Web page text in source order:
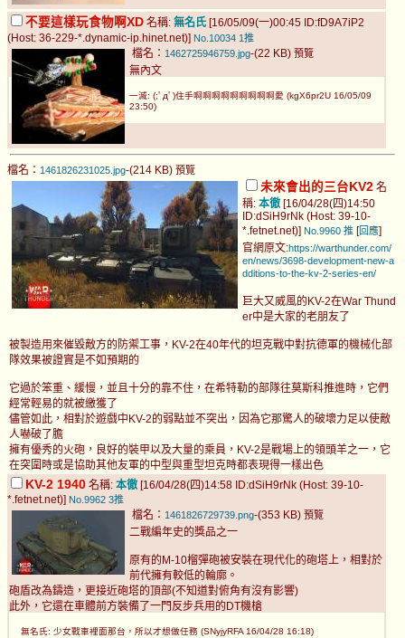
不要這樣玩食物啊XD 名稱: 無名氏 [16/05/09(一)00:45 ID:fD9A7iP2
(Host: 36-229-*.dynamic-ip.hinet.net)] No.10034 1推
檔名： 1462725946759.jpg-(22 KB) 預覽
無內文
一滅: (;ﾟдﾟ)住手啊啊啊啊啊啊啊啊啊愛 (kgX6pr2U 16/05/09
23:50)
檔名： 1461826231025.jpg-(214 KB) 預覽
未來會出的三台KV2 名
稱: 本徹 [16/04/28(四)14:50
ID:dSiH9rNk (Host: 39-10-
*.fetnet.net)] No.9960 推 [回應]
官網原文:https://warthunder.com/
en/news/3698-development-new-a
dditions-to-the-kv-2-series-en/
巨大又威風的KV-2在War Thund
er中是大家的老朋友了
被製造用來催毀敵方的防禦工事，KV-2在40年代的坦克戰中對抗德軍的機械化部
隊效果被證實是不如預期的
它過於笨重、緩慢，並且十分的靠不住，在希特勒的部隊往莫斯科推進時，它們
經常輕易的就被繳獲了
儘管如此，相對於遊戲中KV-2的弱點並不突出，因為它那驚人的破壞力足以使敵
人嚇破了膽
擁有優秀的火砲，良好的裝甲以及大量的乘員，KV-2是戰場上的領頭羊之一，它
在突圍時或是協助其他友軍的中型與重型坦克時都表現得一樣出色
KV-2 1940 名稱: 本徹 [16/04/28(四)14:58 ID:dSiH9rNk (Host: 39-10-
*.fetnet.net)] No.9962 3推
檔名： 1461826729739.png-(353 KB) 預覽
二戰編年史的獎品之一
原有的M-10榴彈砲被安裝在現代化的砲塔上，相對於
前代擁有較低的輪廓。
砲盾改為鑄造，更接近砲塔的頂部(不知道對俯角有沒有影響)
此外，它還在車體前方裝備了一門反步兵用的DT機槍
無名氏: 少女戰車裡面那台，所以才想做任務 (SNyjyRFA 16/04/28 16:18)